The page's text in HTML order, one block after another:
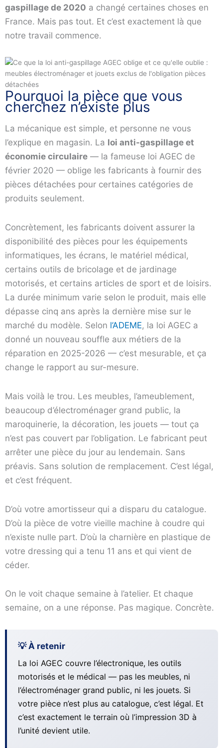
gaspillage de 2020 a changé certaines choses en
France. Mais pas tout. Et c’est exactement là que
notre travail commence.
Pourquoi la pièce que vous
cherchez n’existe plus
La mécanique est simple, et personne ne vous
l’explique en magasin. La loi anti-gaspillage et
économie circulaire — la fameuse loi AGEC de
février 2020 — oblige les fabricants à fournir des
pièces détachées pour certaines catégories de
produits seulement.
Concrètement, les fabricants doivent assurer la
disponibilité des pièces pour les équipements
informatiques, les écrans, le matériel médical,
certains outils de bricolage et de jardinage
motorisés, et certains articles de sport et de loisirs.
La durée minimum varie selon le produit, mais elle
dépasse cinq ans après la dernière mise sur le
marché du modèle. Selon l’ADEME, la loi AGEC a
donné un nouveau souffle aux métiers de la
réparation en 2025-2026 — c’est mesurable, et ça
change le rapport au sur-mesure.
Mais voilà le trou. Les meubles, l’ameublement,
beaucoup d’électroménager grand public, la
maroquinerie, la décoration, les jouets — tout ça
n’est pas couvert par l’obligation. Le fabricant peut
arrêter une pièce du jour au lendemain. Sans
préavis. Sans solution de remplacement. C’est légal,
et c’est fréquent.
D’où votre amortisseur qui a disparu du catalogue.
D’où la pièce de votre vieille machine à coudre qui
n’existe nulle part. D’où la charnière en plastique de
votre dressing qui a tenu 11 ans et qui vient de
céder.
On le voit chaque semaine à l’atelier. Et chaque
semaine, on a une réponse. Pas magique. Concrète.
💡 À retenir
La loi AGEC couvre l’électronique, les outils
motorisés et le médical — pas les meubles, ni
l’électroménager grand public, ni les jouets. Si
votre pièce n’est plus au catalogue, c’est légal. Et
c’est exactement le terrain où l’impression 3D à
l’unité devient utile.